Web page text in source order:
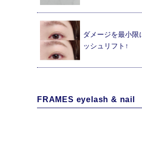
ダメージを最小限
ッシュリフト↑
FRAMES eyelash & nail